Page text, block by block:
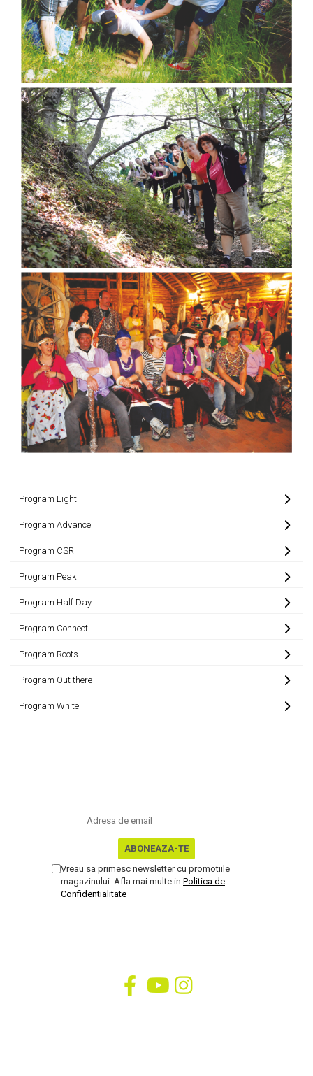
Program Light
Program Advance
Program CSR
Program Peak
Program Half Day
Program Connect
Program Roots
Program Out there
Program White
Vreau sa primesc newsletter cu promotiile
magazinului. Afla mai multe in Politica de
Confidentialitate